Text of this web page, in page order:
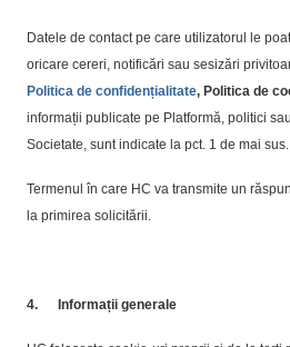
Datele de contact pe care utilizatorul le
oricare cereri, notificări sau sesizări
Politica de confidențialitate, Politica de
informații publicate pe Platformă, politici
Societate, sunt indicate la pct. 1 de mai sus.
Termenul în care HC va transmite un
la primirea solicitării.
4. Informații generale